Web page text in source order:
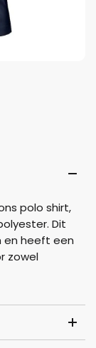
polo shirt,
Dit
en heeft een
zowel